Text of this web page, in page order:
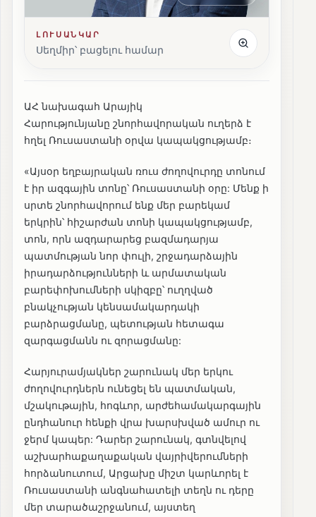
ԼՈՒՍԱՆԿԱՐ
Սեղմիր՝ բացելու համար
ԱՀ նախագահ Արայիկ
Հարությունյանը շնորհավորական ուղերձ է
հղել Ռուսաստանի օրվա կապակցությամբ։
«Այսօր եղբայրական ռուս ժողովուրդը տոնում
է իր ազգային տոնը՝ Ռուսաստանի օրը: Մենք ի
սրտե շնորհավորում ենք մեր բարեկամ
երկրին՝ հիշարժան տոնի կապակցությամբ,
տոն, որն ազդարարեց բազմադարյա
պատմության նոր փուլի, շրջադարձային
իրադարձությունների և արմատական
բարեփոխումների սկիզբը՝ ուղղված
բնակչության կենսամակարդակի
բարձրացմանը, պետության հետագա
զարգացմանն ու զորացմանը:
Հարյուրամյակներ շարունակ մեր երկու
ժողովուրդներն ունեցել են պատմական,
մշակութային, հոգևոր, արժեհամակարգային
ընդհանուր հենքի վրա խարսխված ամուր ու
ջերմ կապեր: Դարեր շարունակ, գտնվելով
աշխարհաքաղաքական վայրիվերումների
հորձանուտում, Արցախը միշտ կարևորել է
Ռուսաստանի անգնահատելի տեղն ու դերը
մեր տարածաշրջանում, այստեղ